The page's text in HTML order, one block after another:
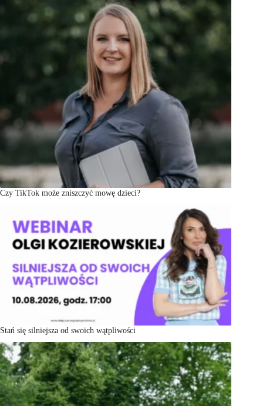
Czy TikTok może zniszczyć mowę dzieci?
Stań się silniejsza od swoich wątpliwości